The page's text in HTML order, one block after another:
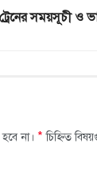
সময়সূচী ও
না। * চিহ্নিত